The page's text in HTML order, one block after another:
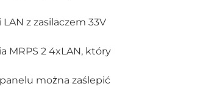
z zasilaczem 33V
MRPS 2 4xLAN, który
można zaślepić